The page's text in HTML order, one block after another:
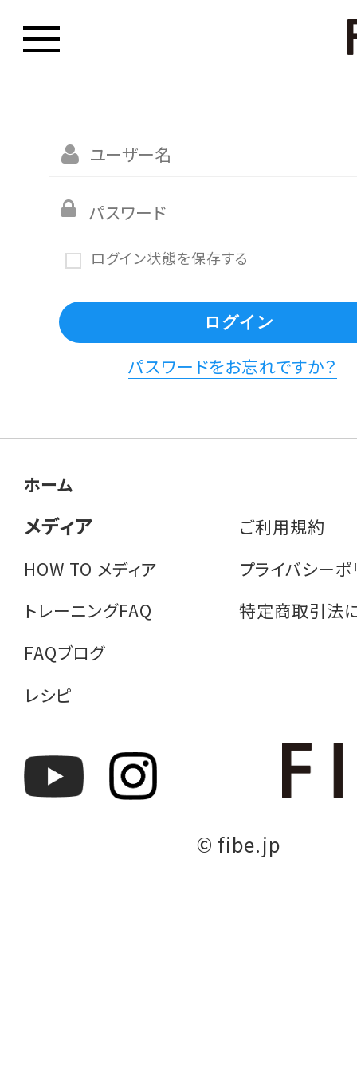
ログイン状態を保存する
パスワードをお忘れですか？
ホーム
メディア
HOW TO メディア
トレーニングFAQ
FAQブログ
レシピ
ご利用規約
プライバシー
特定商取引法
© fibe.jp